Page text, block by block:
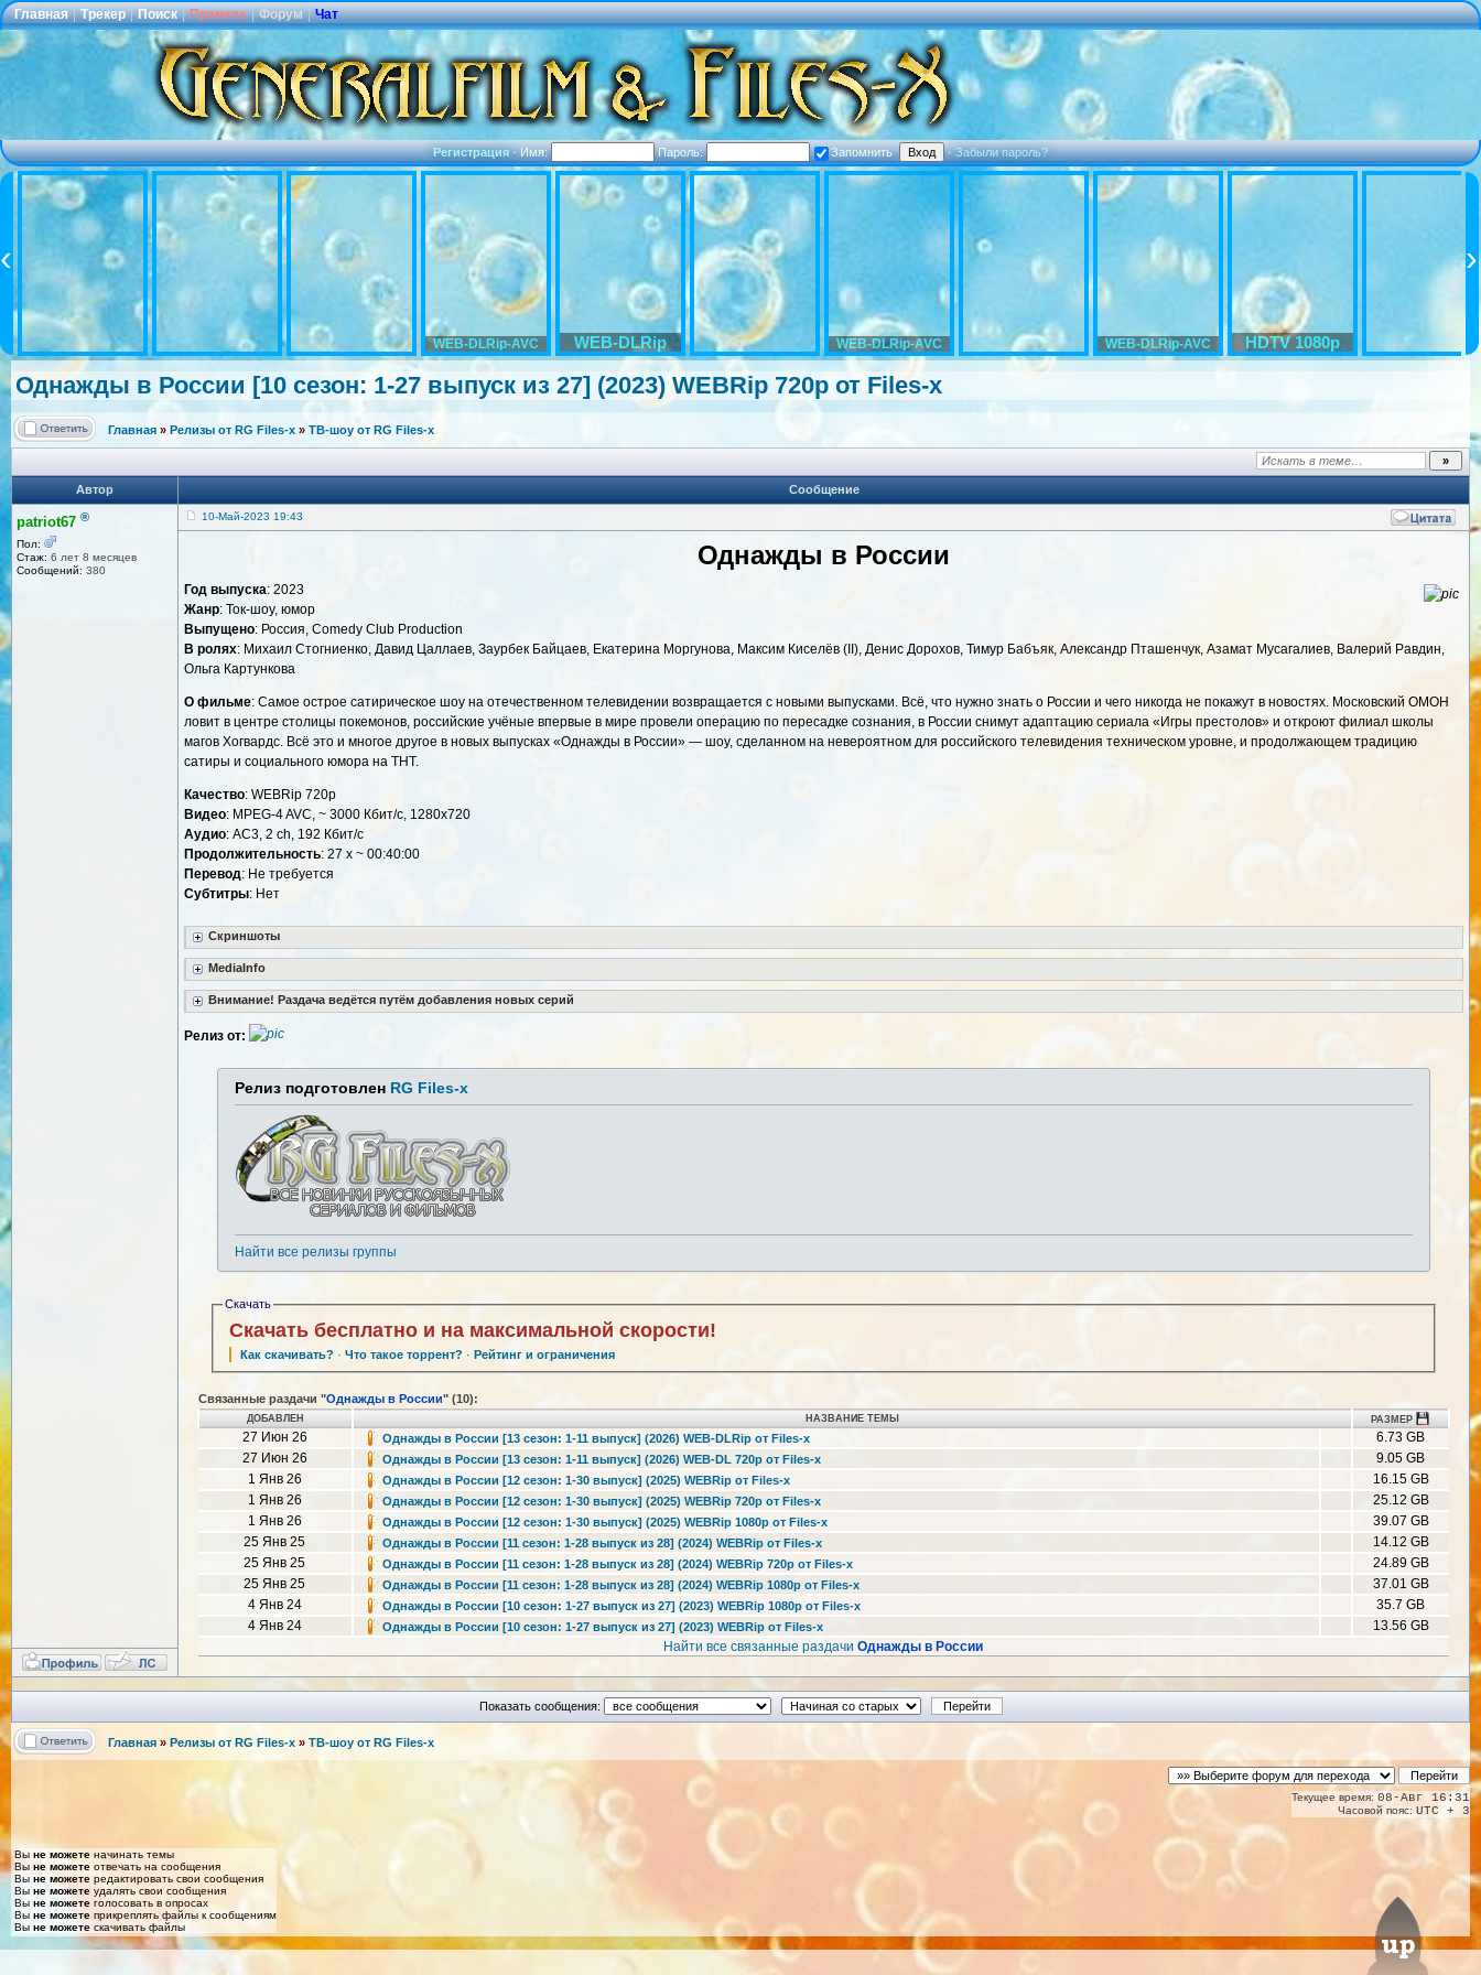
Главная | Трекер | Поиск | Правила | Форум | Чат
Регистрация·Имя: Пароль: Запомнить ·Забыли пароль?
WEB-DLRip-AVC WEB-DLRip WEB-DLRip-AVC WEB-DLRip-AVC HDTV 1080p
Однажды в России [10 сезон: 1-27 выпуск из 27] (2023) WEBRip 720p от Files-x
Главная » Релизы от RG Files-x » ТВ-шоу от RG Files-x
Автор Сообщение
patriot67 ®
Пол:
Стаж: 6 лет 8 месяцев
Сообщений: 380
10-Май-2023 19:43
Однажды в России
Год выпуска: 2023
Жанр: Ток-шоу, юмор
Выпущено: Россия, Comedy Club Production
В ролях: Михаил Стогниенко, Давид Цаллаев, Заурбек Байцаев, Екатерина Моргунова, Максим Киселёв (II), Денис Дорохов, Тимур Бабъяк, Александр Пташенчук, Азамат Мусагалиев, Валерий Равдин,
Ольга Картункова
О фильме: Самое острое сатирическое шоу на отечественном телевидении возвращается с новыми выпусками. Всё, что нужно знать о России и чего никогда не покажут в новостях. Московский ОМОН
ловит в центре столицы покемонов, российские учёные впервые в мире провели операцию по пересадке сознания, в России снимут адаптацию сериала «Игры престолов» и откроют филиал школы
магов Хогвардс. Всё это и многое другое в новых выпусках «Однажды в России» — шоу, сделанном на невероятном для российского телевидения техническом уровне, и продолжающем традицию
сатиры и социального юмора на ТНТ.
Качество: WEBRip 720p
Видео: MPEG-4 AVC, ~ 3000 Кбит/с, 1280x720
Аудио: AC3, 2 ch, 192 Кбит/с
Продолжительность: 27 х ~ 00:40:00
Перевод: Не требуется
Cубтитры: Нет
Скриншоты
MediaInfo
Внимание! Раздача ведётся путём добавления новых серий
Релиз от:
Релиз подготовлен RG Files-x
Найти все релизы группы
Скачать
Скачать бесплатно и на максимальной скорости!
Как скачивать? ·Что такое торрент? · Рейтинг и ограничения
Связанные раздачи "Однажды в России" (10):
ДОБАВЛЕН НАЗВАНИЕ ТЕМЫ РАЗМЕР
27 Июн 26 Однажды в России [13 сезон: 1-11 выпуск] (2026) WEB-DLRip от Files-x
6.73 GB
27 Июн 26
Однажды в России [13 сезон: 1-11 выпуск] (2026) WEB-DL 720p от Files-x
9.05 GB
1 Янв 26
Однажды в России [12 сезон: 1-30 выпуск] (2025) WEBRip от Files-x
16.15 GB
1 Янв 26
Однажды в России [12 сезон: 1-30 выпуск] (2025) WEBRip 720p от Files-x
25.12 GB
1 Янв 26
Однажды в России [12 сезон: 1-30 выпуск] (2025) WEBRip 1080p от Files-x
39.07 GB
25 Янв 25
Однажды в России [11 сезон: 1-28 выпуск из 28] (2024) WEBRip от Files-x
14.12 GB
25 Янв 25
Однажды в России [11 сезон: 1-28 выпуск из 28] (2024) WEBRip 720p от Files-x
24.89 GB
25 Янв 25
Однажды в России [11 сезон: 1-28 выпуск из 28] (2024) WEBRip 1080p от Files-x
37.01 GB
4 Янв 24
Однажды в России [10 сезон: 1-27 выпуск из 27] (2023) WEBRip 1080p от Files-x
35.7 GB
4 Янв 24
Однажды в России [10 сезон: 1-27 выпуск из 27] (2023) WEBRip от Files-x
13.56 GB
Найти все связанные раздачиОднажды в России
Показать сообщения:
Главная » Релизы от RG Files-x » ТВ-шоу от RG Files-x
Текущее время: 08-Авг 16:31
Часовой пояс: UTC + 3
Вы не можете начинать темы
Вы не можете отвечать на сообщения
Вы не можете редактировать свои сообщения
Вы не можете удалять свои сообщения
Вы не можете голосовать в опросах
Вы не можете прикреплять файлы к сообщениям
Вы не можете скачивать файлы